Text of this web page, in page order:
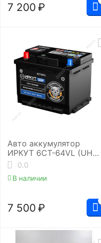
7 200 ₽
Авто аккумулятор
ИРКУТ 6CT-64VL (UHD-
L2RU)
0.0
В наличии
7 500 ₽